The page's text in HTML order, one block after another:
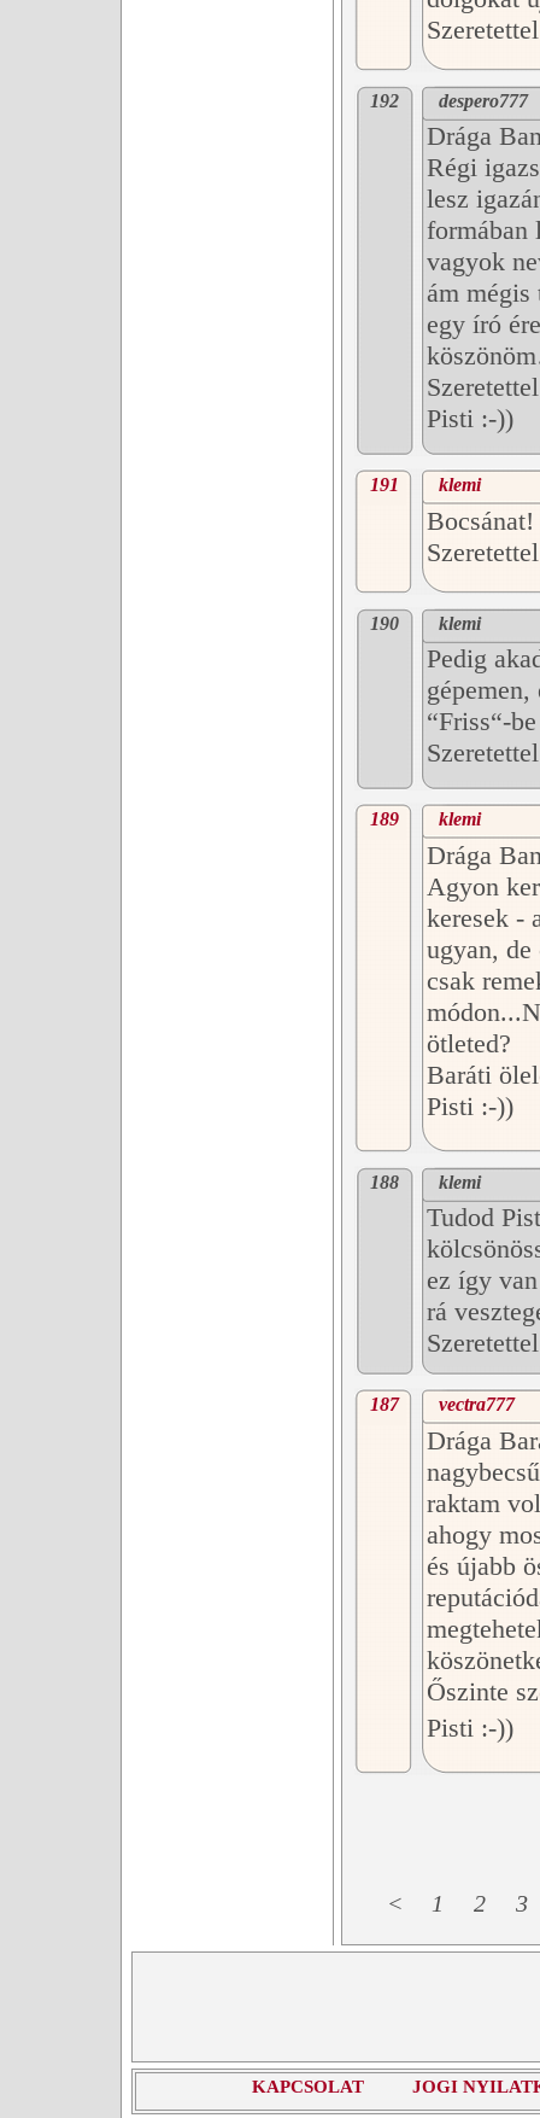
192 despero777
Drága
Régi
lesz
formában
vagyok
ám mégis
egy író
Pisti :-))
191 klemi
190 klemi
Pedig
“Friss“-
189 klemi
Drága
Agyon
keresek -
ugyan, de
csak
ötleted?
Baráti
Pisti :-))
188 klemi
Tudod
ez így
rá
187 vectra777
Drága
raktam
ahogy
és újabb
Őszinte
Pisti :-))
< 1 2 3
KAPCSOLAT JOGI